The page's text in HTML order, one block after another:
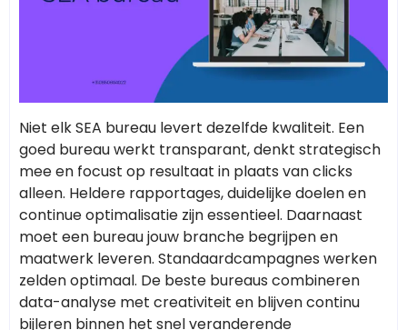
Niet elk SEA bureau levert dezelfde kwaliteit. Een
goed bureau werkt transparant, denkt strategisch
mee en focust op resultaat in plaats van clicks
alleen. Heldere rapportages, duidelijke doelen en
continue optimalisatie zijn essentieel. Daarnaast
moet een bureau jouw branche begrijpen en
maatwerk leveren. Standaardcampagnes werken
zelden optimaal. De beste bureaus combineren
data-analyse met creativiteit en blijven continu
bijleren binnen het snel veranderende